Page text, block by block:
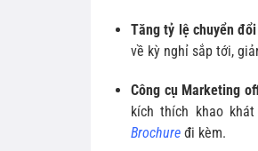
Tăng tỷ lệ chuyển đổi
về kỳ nghỉ sắp tới,
Công cụ Marketing
kích thích khao
Brochure đi kèm.